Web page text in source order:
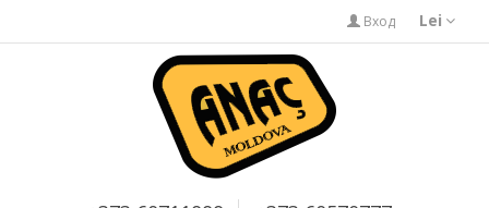
Lei
Вход